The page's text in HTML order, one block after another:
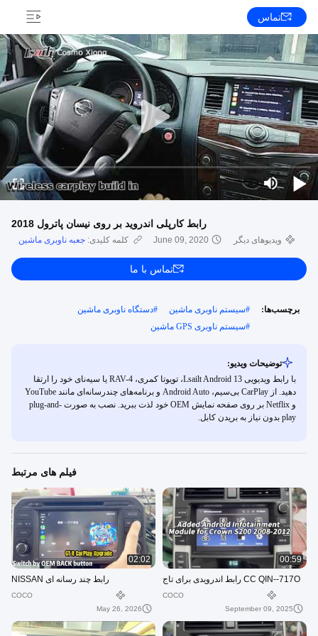
تماس
رابط کارپلی اندروید بر روی نیسان پاترول 2018
ویدیوهای دیگر June 09, 2020 کلمه کلیدی: جعبه ناوبری ماشین
تماس با ما
برچسب‌ها: #سیستم ناوبری ماشین #دستگاه ناوبری ماشین
#سیستم ناوبری GPS ماشین
توضیحات ویدیو:
با رابط ویدیویی Lsailt Android 13، تویوتا کمری، RAV-4 یا سیه‌نای خود را ارتقا
دهید. از CarPlay بی‌سیم، Android Auto و برنامه‌های چندرسانه‌ای مانند YouTube
و Netflix بر روی صفحه نمایش OEM خود لذت ببرید. نصب به صورت plug-and-
play بدون نیاز به بریدن کابل.
فیلم های مرتبط
00:59
CC QIN--717O رابط اندرویدی برای تاج
COCO
September 09, 2025
02:02
رابط چند رسانه ای NISSAN
COCO
May 26, 2026